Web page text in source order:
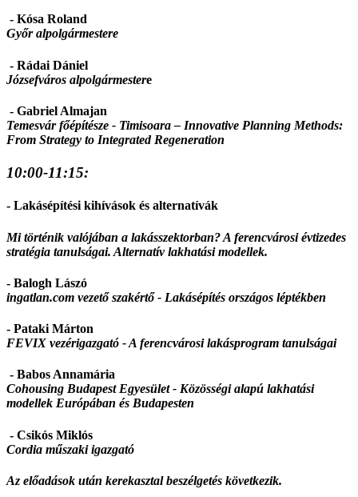
- Kósa Roland
Győr alpolgármestere
- Rádai Dániel
Józsefváros alpolgármestere
- Gabriel Almajan
Temesvár főépítésze - Timisoara – Innovative Planning Methods:
From Strategy to Integrated Regeneration
10:00-11:15:
- Lakásépítési kihívások és alternatívák
Mi történik valójában a lakásszektorban? A ferencvárosi évtizedes
stratégia tanulságai. Alternatív lakhatási modellek.
- Balogh Lászó
ingatlan.com vezető szakértő - Lakásépítés országos léptékben
- Pataki Márton
FEVIX vezérigazgató -A ferencvárosi lakásprogram tanulságai
- Babos Annamária
Cohousing Budapest Egyesület - Közösségi alapú lakhatási
modellek Európában és Budapesten
- Csikós Miklós
Cordia műszaki igazgató
Az előadások után kerekasztal beszélgetés következik.